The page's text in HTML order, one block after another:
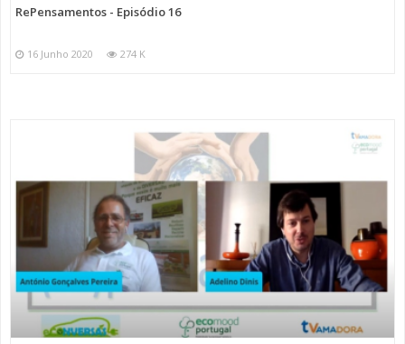
RePensamentos - Episódio 16
16 Junho 2020 274 K